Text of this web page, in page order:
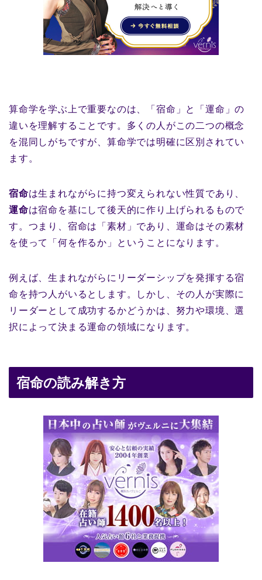
算命学を学ぶ上で重要なのは、「宿命」と「運命」の
違いを理解することです。多くの人がこの二つの概念
を混同しがちですが、算命学では明確に区別されてい
ます。
宿命は生まれながらに持つ変えられない性質であり、
運命は宿命を基にして後天的に作り上げられるもので
す。つまり、宿命は「素材」であり、運命はその素材
を使って「何を作るか」ということになります。
例えば、生まれながらにリーダーシップを発揮する宿
命を持つ人がいるとします。しかし、その人が実際に
リーダーとして成功するかどうかは、努力や環境、選
択によって決まる運命の領域になります。
宿命の読み解き方